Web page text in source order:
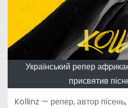
Український репер
присвятив
Kollinz — репер, автор